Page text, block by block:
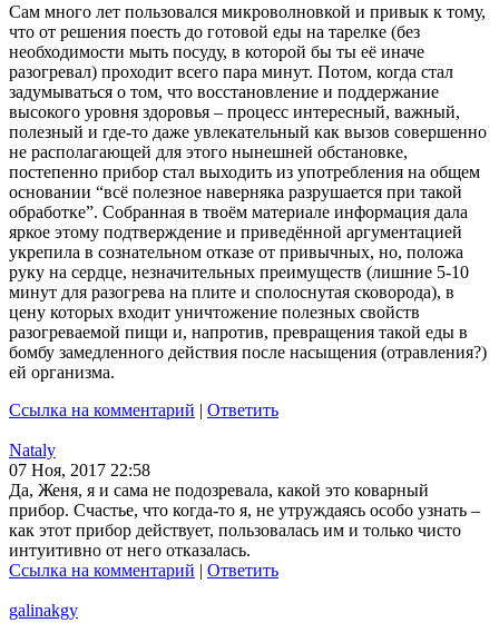
Сам много лет пользовался микроволновкой и привык к тому,
что от решения поесть до готовой еды на тарелке (без
необходимости мыть посуду, в которой бы ты её иначе
разогревал) проходит всего пара минут. Потом, когда стал
задумываться о том, что восстановление и поддержание
высокого уровня здоровья – процесс интересный, важный,
полезный и где-то даже увлекательный как вызов совершенно
не располагающей для этого нынешней обстановке,
постепенно прибор стал выходить из употребления на общем
основании “всё полезное наверняка разрушается при такой
обработке”. Собранная в твоём материале информация дала
яркое этому подтверждение и приведённой аргументацией
укрепила в сознательном отказе от привычных, но, положа
руку на сердце, незначительных преимуществ (лишние 5-10
минут для разогрева на плите и сполоснутая сковорода), в
цену которых входит уничтожение полезных свойств
разогреваемой пищи и, напротив, превращения такой еды в
бомбу замедленного действия после насыщения (отравления?)
ей организма.
Ссылка на комментарий | Ответить
Nataly
07 Ноя, 2017 22:58
Да, Женя, я и сама не подозревала, какой это коварный
прибор. Счастье, что когда-то я, не утруждаясь особо узнать –
как этот прибор действует, пользовалась им и только чисто
интуитивно от него отказалась.
Ссылка на комментарий | Ответить
galinakgy